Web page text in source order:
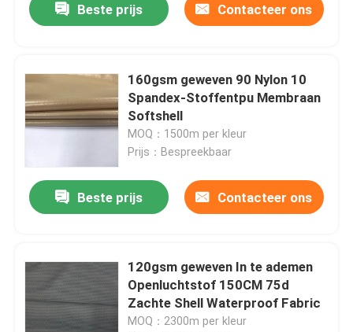
Beste prijs Contacteer ons
160gsm geweven 90 Nylon 10
Spandex-Stoffentpu Membraan
Softshell
MOQ：1500m per kleur
Prijs：Bespreekbaar
Beste prijs Contacteer ons
120gsm geweven In te ademen
Openluchtstof 150CM 75d
Zachte Shell Waterproof Fabric
MOQ：2300m per kleur